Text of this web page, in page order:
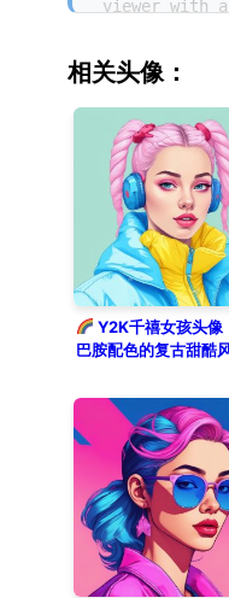
viewer with
and a trendy
This avatar
minimalist
clean lines
front view
against a
background,
contrast
flat color
相关头像：
Y2K千禧女孩头像
巴胺配色的复古甜酷